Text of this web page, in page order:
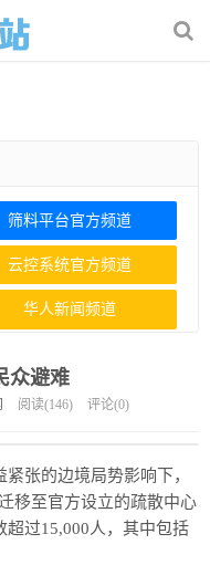
筛料平台官方频道
云控系统官方频道
华人新闻频道
众避难
阅读(146) 评论(0)
张的边境局势影响下，
移至官方设立的疏散中心
过15,000人，其中包括